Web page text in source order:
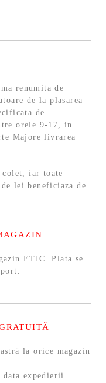
renumita de
de la plasarea
de
orele 9-17, in
Majore livrarea
iar toate
lei beneficiaza de
ETIC. Plata se
la orice magazin
expedierii